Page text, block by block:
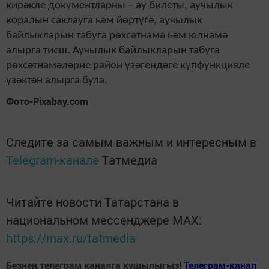
кирәкле документларны – ау билеты, аучылык
коралын саклауга һәм йөртүгә, аучылык
байлыкларын табуга рөхсәтнамә һәм юлнамә
алырга тиеш. Аучылык байлыкларын табуга
рөхсәтнамәләрне район үзәгендәге күпфункцияле
үзәктән алырга була.
Фото-Pixabay.com
Следите за самым важным и интересным в
Telegram-канале Татмедиа
Читайте новости Татарстана в
национальном мессенджере MАХ:
https://max.ru/tatmedia
Безнең телеграм каналга кушылыгыз! Телеграм-канал